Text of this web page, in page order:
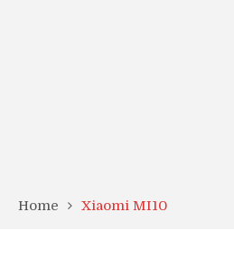
Home Xiaomi MI10